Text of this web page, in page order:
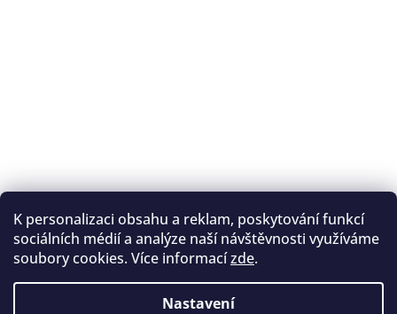
K personalizaci obsahu a reklam, poskytování funkcí
sociálních médií a analýze naší návštěvnosti využíváme
soubory cookies. Více informacízde.
Nastavení
Sledovat na Instagramu
Registrace na lukostřelbu
I. Královský lukostřelecký klub
Český lukostřelecký svaz